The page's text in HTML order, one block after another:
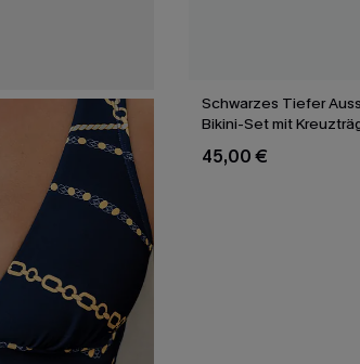
Schwarzes Tiefer
Bikini-Set mit
45,00 €